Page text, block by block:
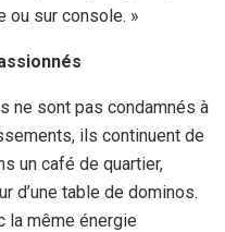
ou sur console. »
ne sont pas condamnés à
ils continuent de
un café de quartier,
d’une table de dominos.
la même énergie